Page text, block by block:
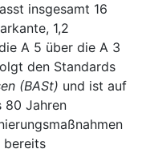
insgesamt 16
1,2
A 5 über die A 3
den Standards
(BASt) und ist auf
80 Jahren
bereits